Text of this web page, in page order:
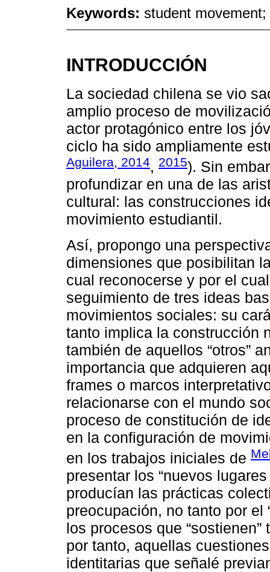
Keywords: student
INTRODUCCIÓN
La sociedad chilena se vio
amplio proceso de
actor protagónico entre los
ciclo ha sido ampliamente
Aguilera, 2014, 2015). Sin
profundizar en una de las
cultural: las construcciones
movimiento estudiantil.
Así, propongo una
dimensiones que posibilitan
cual reconocerse y por el
seguimiento de tres ideas
movimientos sociales: su
tanto implica la construcción
también de aquellos “otros”
importancia que adquieren
frames o marcos
relacionarse con el mundo
proceso de constitución de
en la configuración de
en los trabajos iniciales de
presentar los “nuevos
producían las prácticas
preocupación, no tanto por el
los procesos que
por tanto, aquellas
identitarias que señalé